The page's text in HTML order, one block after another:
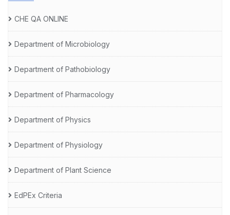
CHE QA ONLINE
Department of Microbiology
Department of Pathobiology
Department of Pharmacology
Department of Physics
Department of Physiology
Department of Plant Science
EdPEx Criteria